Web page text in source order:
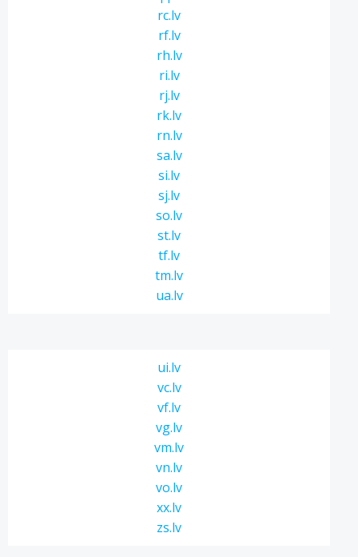
rc.lv
rf.lv
rh.lv
ri.lv
rj.lv
rk.lv
rn.lv
sa.lv
si.lv
sj.lv
so.lv
st.lv
tf.lv
tm.lv
ua.lv
ui.lv
vc.lv
vf.lv
vg.lv
vm.lv
vn.lv
vo.lv
xx.lv
zs.lv